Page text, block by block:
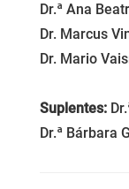
Dr.ª Ana
Dr. Marcus
Dr. Mario
Suplentes:
Dr.ª Bárbara